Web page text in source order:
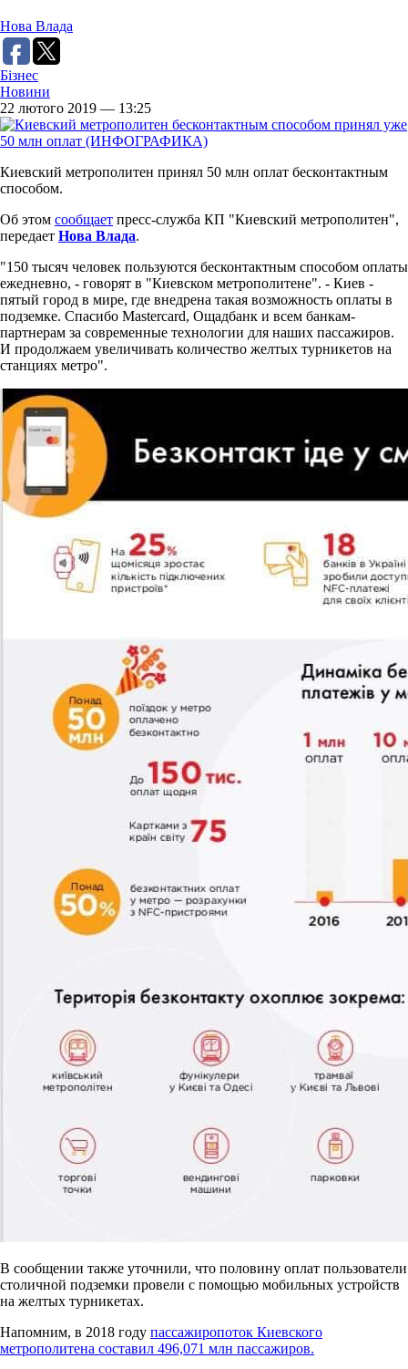
Нова Влада
Бізнес
Новини
22 лютого 2019 — 13:25
Киевский метрополитен принял 50 млн оплат бесконтактным
способом.
Об этом сообщает пресс-служба КП "Киевский метрополитен",
передает Нова Влада.
"150 тысяч человек пользуются бесконтактным способом оплаты
ежедневно, - говорят в "Киевском метрополитене". - Киев -
пятый город в мире, где внедрена такая возможность оплаты в
подземке. Спасибо Mastercard, Ощадбанк и всем банкам-
партнерам за современные технологии для наших пассажиров.
И продолжаем увеличивать количество желтых турникетов на
станциях метро".
В сообщении также уточнили, что половину оплат пользователи
столичной подземки провели с помощью мобильных устройств
на желтых турникетах.
Напомним, в 2018 году пассажиропоток Киевского
метрополитена составил 496,071 млн пассажиров.